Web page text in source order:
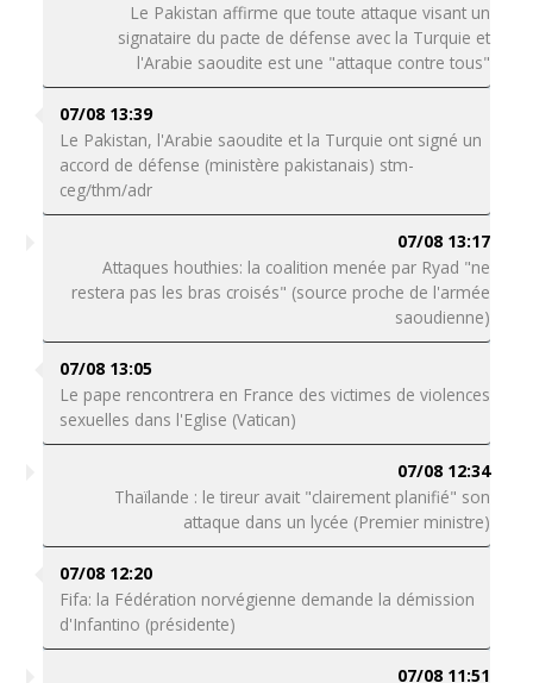
Le Pakistan affirme que toute attaque visant un
signataire du pacte de défense avec la Turquie et
l'Arabie saoudite est une "attaque contre tous"
07/08 13:39
Le Pakistan, l'Arabie saoudite et la Turquie ont signé un
accord de défense (ministère pakistanais) stm-
ceg/thm/adr
07/08 13:17
Attaques houthies: la coalition menée par Ryad "ne
restera pas les bras croisés" (source proche de l'armée
saoudienne)
07/08 13:05
Le pape rencontrera en France des victimes de violences
sexuelles dans l'Eglise (Vatican)
07/08 12:34
Thaïlande : le tireur avait "clairement planifié" son
attaque dans un lycée (Premier ministre)
07/08 12:20
Fifa: la Fédération norvégienne demande la démission
d'Infantino (présidente)
07/08 11:51